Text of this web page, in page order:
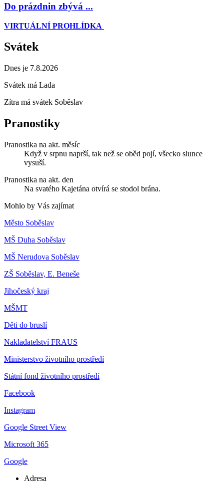
Do prázdnin zbývá ...
VIRTUÁLNÍ PROHLÍDKA
Svátek
Dnes je 7.8.2026
Svátek má Lada
Zítra má svátek Soběslav
Pranostiky
Pranostika na akt. měsíc
Když v srpnu naprší, tak než se oběd pojí, všecko slunce
vysuší.
Pranostika na akt. den
Na svatého Kajetána otvírá se stodol brána.
Mohlo by Vás zajímat
Město Soběslav
MŠ Duha Soběslav
MŠ Nerudova Soběslav
ZŠ Soběslav, E. Beneše
Jihočeský kraj
MŠMT
Děti do bruslí
Nakladatelství FRAUS
Ministerstvo životního prostředí
Státní fond životního prostředí
Facebook
Instagram
Google Street View
Microsoft 365
Google
Adresa